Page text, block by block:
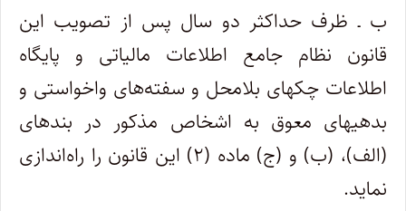
ب ـ ظرف حداکثر دو سال پس از تصویب این
قانون نظام جامع اطلاعات مالیاتی و پایگاه
اطلاعات چکهای بلامحل و سفته‌های واخواستی و
بدهیهای معوق به اشخاص مذکور در بندهای
(الف)، (ب) و (ج) ماده (۲) این قانون را راه‌اندازی
نماید.